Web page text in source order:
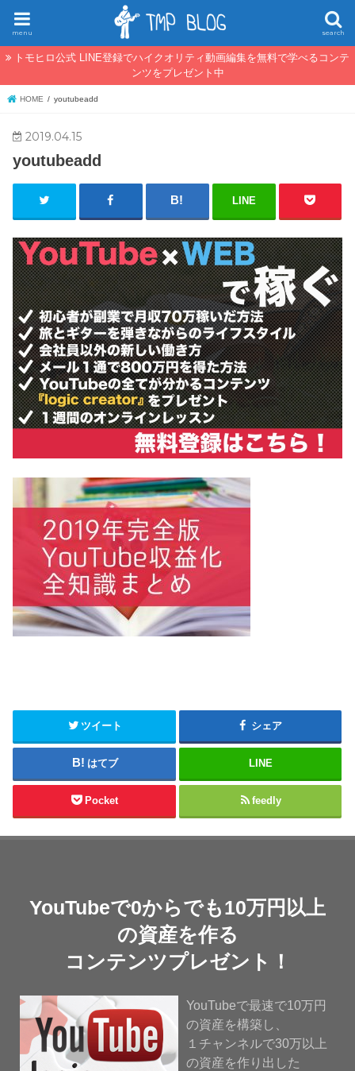
search
menu
トモヒロ公式 LINE登録でハイクオリティ動画編集を無料で学べるコンテ
ンツをプレゼント中
HOME youtubeadd
2019.04.15
youtubeadd
LINE
ツイート シェア
はてブ LINE
Pocket feedly
YouTubeで0からでも10万円以上
の資産を作る
コンテンツプレゼント！
YouTubeで最速で10万円
の資産を構築し、
１チャンネルで30万以上
の資産を作り出した